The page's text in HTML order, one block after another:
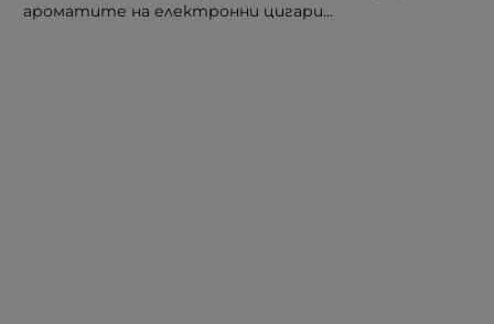
ароматите на електронни цигари...